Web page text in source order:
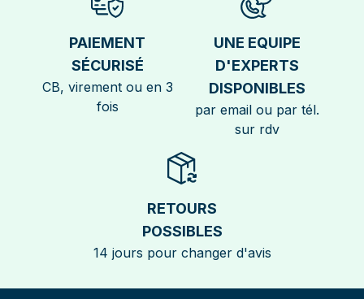
PAIEMENT
SÉCURISÉ
CB, virement ou en 3
fois
UNE EQUIPE
D'EXPERTS
DISPONIBLES
par email ou par tél.
sur rdv
RETOURS
POSSIBLES
14 jours pour changer d'avis